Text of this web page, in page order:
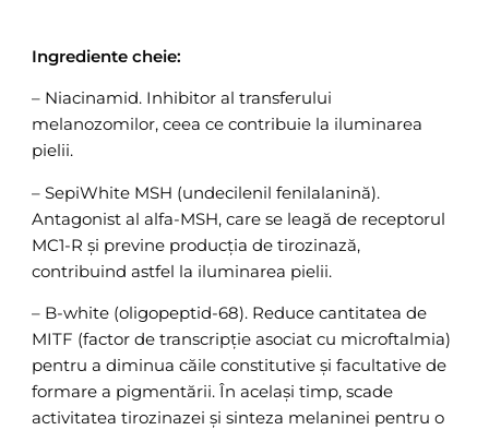
Ingrediente cheie:
– Niacinamid. Inhibitor al transferului
melanozomilor, ceea ce contribuie la iluminarea
pielii.
– SepiWhite MSH (undecilenil fenilalanină).
Antagonist al alfa-MSH, care se leagă de receptorul
MC1-R și previne producția de tirozinază,
contribuind astfel la iluminarea pielii.
– B-white (oligopeptid-68). Reduce cantitatea de
MITF (factor de transcripție asociat cu microftalmia)
pentru a diminua căile constitutive și facultative de
formare a pigmentării. În același timp, scade
activitatea tirozinazei și sinteza melaninei pentru o